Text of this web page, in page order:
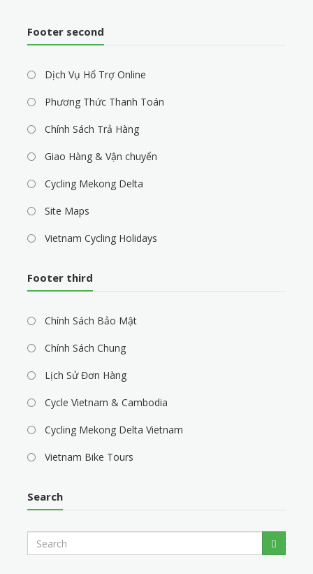
Footer second
Dịch Vụ Hổ Trợ Online
Phương Thức Thanh Toán
Chính Sách Trả Hàng
Giao Hàng & Vận chuyển
Cycling Mekong Delta
Site Maps
Vietnam Cycling Holidays
Footer third
Chính Sách Bảo Mật
Chính Sách Chung
Lịch Sử Đơn Hàng
Cycle Vietnam & Cambodia
Cycling Mekong Delta Vietnam
Vietnam Bike Tours
Search
e
Search